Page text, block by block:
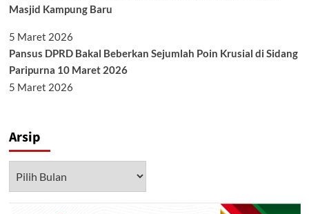
Masjid Kampung Baru
5 Maret 2026
Pansus DPRD Bakal Beberkan Sejumlah Poin Krusial di Sidang
Paripurna 10 Maret 2026
5 Maret 2026
Arsip